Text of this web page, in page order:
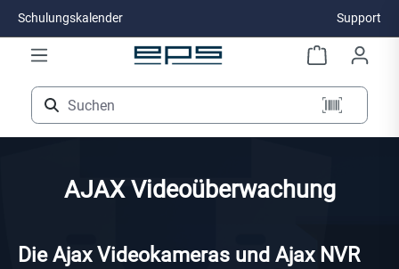
Zum Hauptinhalt springen
Schulungskalender Support
AJAX Videoüberwachung
Die Ajax Videokameras und Ajax NVR